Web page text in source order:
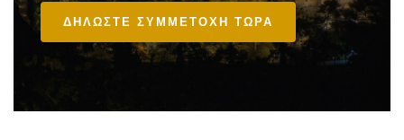
ΔΗΛΩΣΤΕ ΣΥΜΜΕΤΟΧΗ ΤΩΡΑ